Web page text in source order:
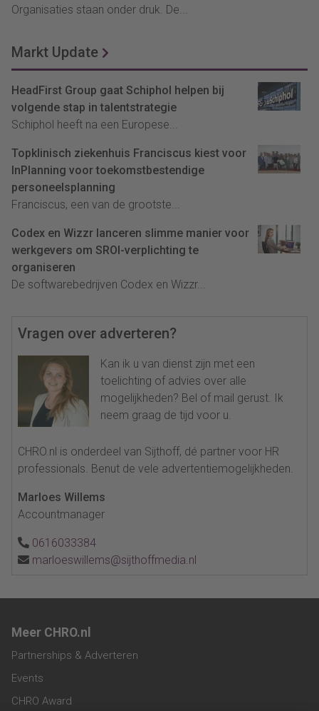
Organisaties staan onder druk. De...
Markt Update
HeadFirst Group gaat Schiphol helpen bij
volgende stap in talentstrategie
Schiphol heeft na een Europese...
Topklinisch ziekenhuis Franciscus kiest voor
InPlanning voor toekomstbestendige
personeelsplanning
Franciscus, een van de grootste...
Codex en Wizzr lanceren slimme manier voor
werkgevers om SROI-verplichting te
organiseren
De softwarebedrijven Codex en Wizzr...
Vragen over adverteren?
Kan ik u van dienst zijn met een
toelichting of advies over alle
mogelijkheden? Bel of mail gerust. Ik
neem graag de tijd voor u.
CHRO.nl is onderdeel van Sijthoff, dé partner voor HR
professionals. Benut de vele advertentiemogelijkheden.
Marloes Willems
Accountmanager
0616033384
marloeswillems@sijthoffmedia.nl
Meer CHRO.nl
Partnerships & Adverteren
Events
CHRO Award